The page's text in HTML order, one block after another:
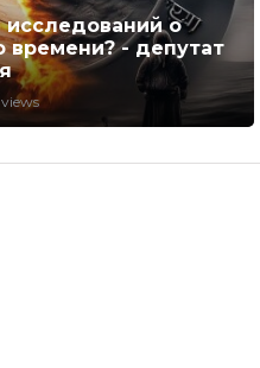
исследований о
времени? - депутат
views